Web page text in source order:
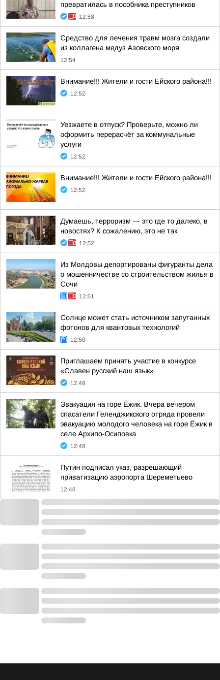
превратилась в пособника преступников
12:58
Средство для лечения травм мозга создали
из коллагена медуз Азовского моря
12:54
Внимание!!! Жители и гости Ейского района!!!
12:52
Уезжаете в отпуск? Проверьте, можно ли
оформить перерасчёт за коммунальные
услуги
12:52
Внимание!!! Жители и гости Ейского района!!!
12:52
Думаешь, терроризм — это где то далеко, в
новостях? К сожалению, это не так
12:52
Из Молдовы депортированы фигуранты дела
о мошенничестве со строительством жилья в
Сочи
12:51
Солнце может стать источником запутанных
фотонов для квантовых технологий
12:50
Приглашаем принять участие в конкурсе
«Славен русский наш язык»
12:48
Эвакуация на горе Ёжик. Вчера вечером
спасатели Геленджикского отряда провели
эвакуацию молодого человека на горе Ёжик в
селе Архипо-Осиповка
12:48
Путин подписал указ, разрешающий
приватизацию аэропорта Шереметьево
12:48